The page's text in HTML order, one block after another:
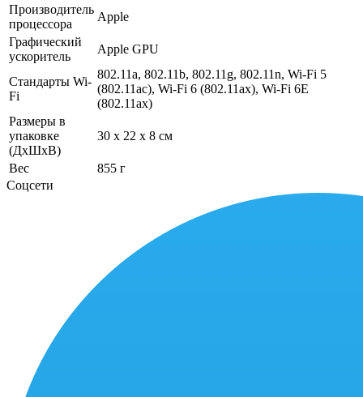
Производитель
процессора
Apple
Графический
ускоритель
Apple GPU
Стандарты Wi-
Fi
802.11a, 802.11b, 802.11g, 802.11n, Wi-Fi 5
(802.11ac), Wi-Fi 6 (802.11ax), Wi-Fi 6E
(802.11ax)
Размеры в
упаковке
(ДхШхВ)
30 x 22 x 8 см
Вес
855 г
Соцсети